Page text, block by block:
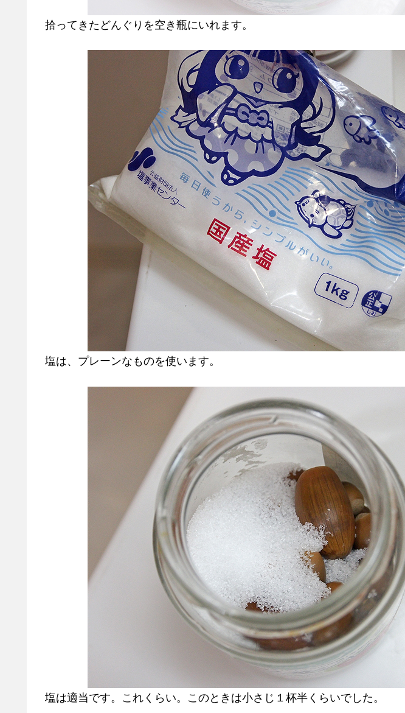
拾ってきたどんぐりを空き瓶にいれます。
塩は、プレーンなものを使います。
塩は適当です。これくらい。このときは小さじ１杯半くらいでした。